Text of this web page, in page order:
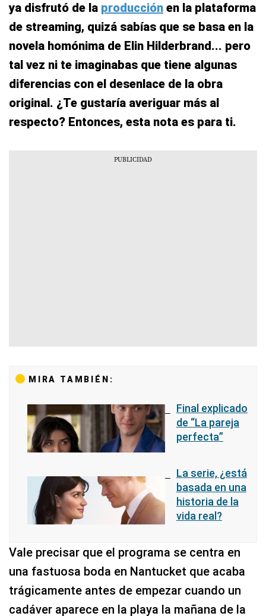
ya disfrutó de la producción en la plataforma
de streaming, quizá sabías que se basa en la
novela homónima de Elin Hilderbrand... pero
tal vez ni te imaginabas que tiene algunas
diferencias con el desenlace de la obra
original. ¿Te gustaría averiguar más al
respecto? Entonces, esta nota es para ti.
MIRA TAMBIÉN:
Final explicado
de “La pareja
perfecta”
La serie, ¿está
basada en una
historia de la
vida real?
Vale precisar que el programa se centra en
una fastuosa boda en Nantucket que acaba
trágicamente antes de empezar cuando un
cadáver aparece en la playa la mañana de la